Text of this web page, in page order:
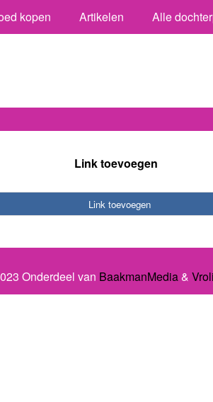
kopen Artikelen Alle
Link toevoegen
Link toevoegen
Onderdeel van BaakmanMedia&